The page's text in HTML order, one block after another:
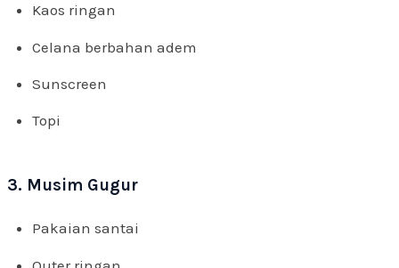
Kaos ringan
Celana berbahan adem
Sunscreen
Topi
3. Musim Gugur
Pakaian santai